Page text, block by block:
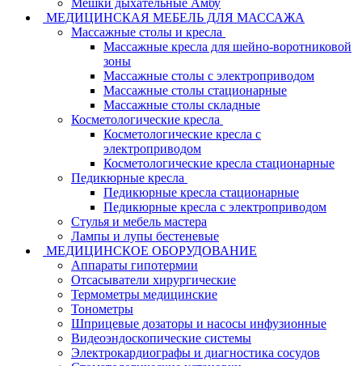
Мешки дыхательные Амбу
МЕДИЦИНСКАЯ МЕБЕЛЬ ДЛЯ МАССАЖА
Массажные столы и кресла
Массажные кресла для шейно-воротниковой
зоны
Массажные столы с электроприводом
Массажные столы стационарные
Массажные столы складные
Косметологические кресла
Косметологические кресла с
электроприводом
Косметологические кресла стационарные
Педикюрные кресла
Педикюрные кресла стационарные
Педикюрные кресла с электроприводом
Стулья и мебель мастера
Лампы и лупы бестеневые
МЕДИЦИНСКОЕ ОБОРУДОВАНИЕ
Аппараты гипотермии
Отсасыватели хирургические
Термометры медицинские
Тонометры
Шприцевые дозаторы и насосы инфузионные
Видеоэндоскопические системы
Электрокардиографы и диагностика сосудов